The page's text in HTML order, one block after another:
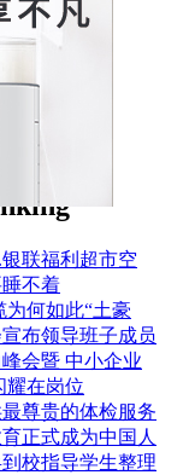
联福利超市空
不着
为何如此“土豪
布领导班子成员
会暨 中小企业
耀在岗位
尊贵的体检服务
正式成为中国人
校指导学生整理